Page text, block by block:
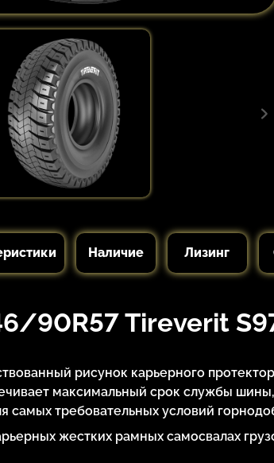
Наличие Лизинг
90R57 Tireverit
рисунок карьерного
максимальный срок службы шины,
самых требовательных условий
жестких рамных самосвалах